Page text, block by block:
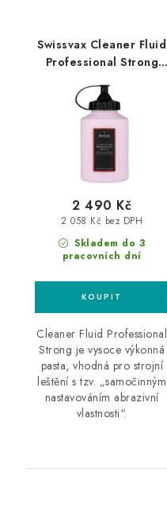
Swissvax Cleaner Fluid
Professional Strong
pasta
Skladem do 3
pracovních dní
2 058 Kč bez DPH
2 490 Kč
Cleaner Fluid Professional
Strong je vysoce výkonná
pasta, vhodná pro strojní
leštění s tzv. „samočinným
nastavováním abrazivní
vlastnosti“.